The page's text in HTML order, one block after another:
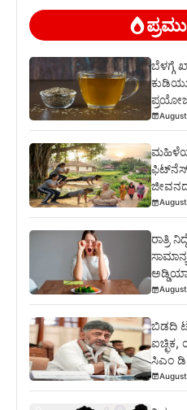
ಬೆಳಗ್ಗೆ
ಫಿಟ್‌ನೆಸ್‌
ರಾತ್ರಿ
ಬಿಡದಿ
ಸಿಎಂ